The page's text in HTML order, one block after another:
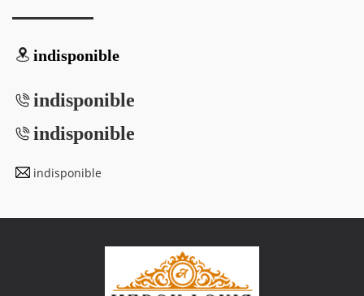
indisponible
indisponible
indisponible
indisponible